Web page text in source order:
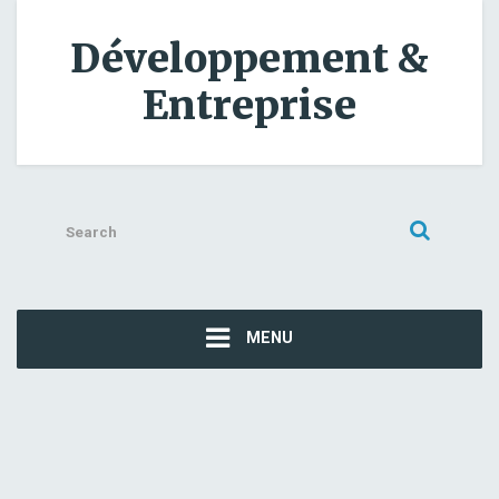
Développement &
Entreprise
for:
MENU